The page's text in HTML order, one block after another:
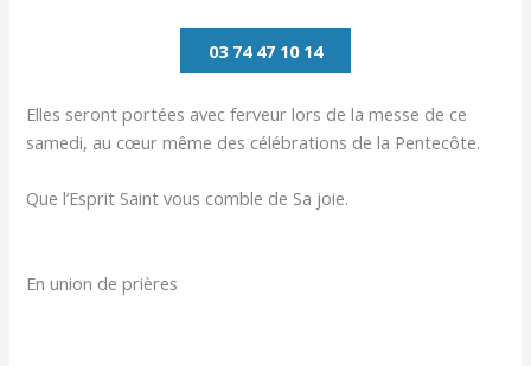
03 74 47 10 14
Elles seront portées avec ferveur lors de la messe de ce
samedi, au cœur même des célébrations de la Pentecôte.
Que l’Esprit Saint vous comble de Sa joie.
En union de prières